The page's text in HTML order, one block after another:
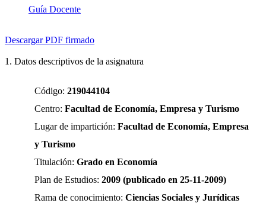
Guía Docente
Descargar PDF firmado
1. Datos descriptivos de la asignatura
Código: 219044104
Centro: Facultad de Economía, Empresa y Turismo
Lugar de impartición: Facultad de Economía, Empresa
y Turismo
Titulación: Grado en Economía
Plan de Estudios: 2009 (publicado en 25-11-2009)
Rama de conocimiento: Ciencias Sociales y Jurídicas